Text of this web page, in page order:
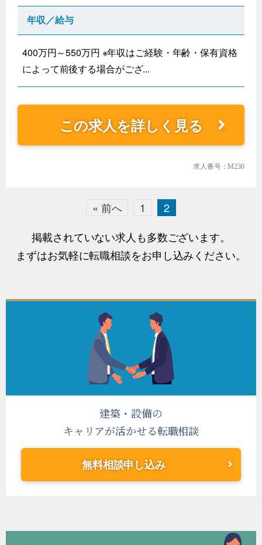
年収／給与
400万円～550万円 ※年収はご経験・年齢・保有資格
によって前後する場合がござ...
この求人を詳しく見る
求人番号：M230
« 前へ 1
2
掲載されていない求人も多数ございます。
まずはお気軽に転職相談をお申し込みください。
建築・設備の
キャリアが活かせる転職相談
無料相談申し込み